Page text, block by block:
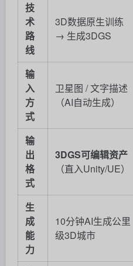
技
术
路
线
3D数据原生训练
→ 生成3DGS
输
入
方
式
卫星图 / 文字描述
（AI自动生成）
输
出
格
式
3DGS可编辑资产
（直入Unity/UE）
生
成
能
力
10分钟AI生成公里
级3D城市